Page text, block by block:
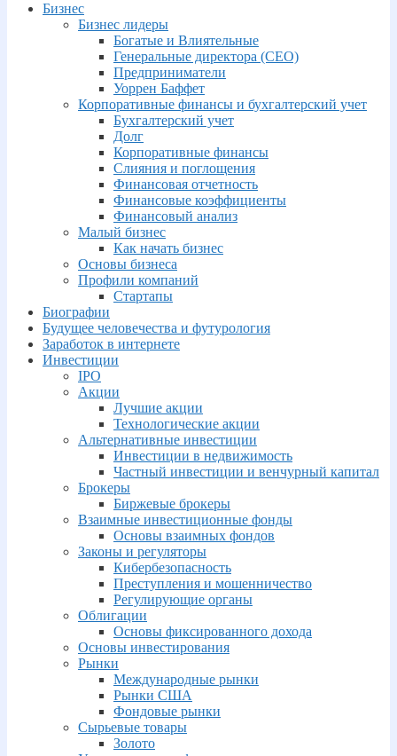
Бизнес
Бизнес лидеры
Богатые и Влиятельные
Генеральные директора (CEO)
Предприниматели
Уоррен Баффет
Корпоративные финансы и бухгалтерский учет
Бухгалтерский учет
Долг
Корпоративные финансы
Слияния и поглощения
Финансовая отчетность
Финансовые коэффициенты
Финансовый анализ
Малый бизнес
Как начать бизнес
Основы бизнеса
Профили компаний
Стартапы
Биографии
Будущее человечества и футурология
Заработок в интернете
Инвестиции
IPO
Акции
Лучшие акции
Технологические акции
Альтернативные инвестиции
Инвестиции в недвижимость
Частный инвестиции и венчурный капитал
Брокеры
Биржевые брокеры
Взаимные инвестиционные фонды
Основы взаимных фондов
Законы и регуляторы
Кибербезопасность
Преступления и мошенничество
Регулирующие органы
Облигации
Основы фиксированного дохода
Основы инвестирования
Рынки
Международные рынки
Рынки США
Фондовые рынки
Сырьевые товары
Золото